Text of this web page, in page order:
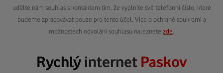
udělte nám souhlas s kontaktem tím, že vyplníte své telefonní číslo, které
budeme zpracovávat pouze pro tento účel. Více o ochraně soukromí a
možnostech odvolání souhlasu naleznete zde
Rychlýinternet Paskov